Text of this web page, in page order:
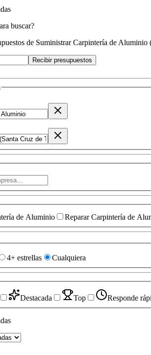
buscar?
de Suministrar Carpintería de Aluminio
Recibir presupuestos
de Aluminio
Reparar Carpintería de
4+ estrellas Cualquiera
Destacada Top Responde